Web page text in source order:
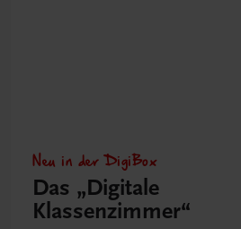
Neu in der DigiBox
Das „Digitale
Klassenzimmer“